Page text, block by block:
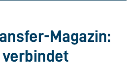
Magazin:
verbindet